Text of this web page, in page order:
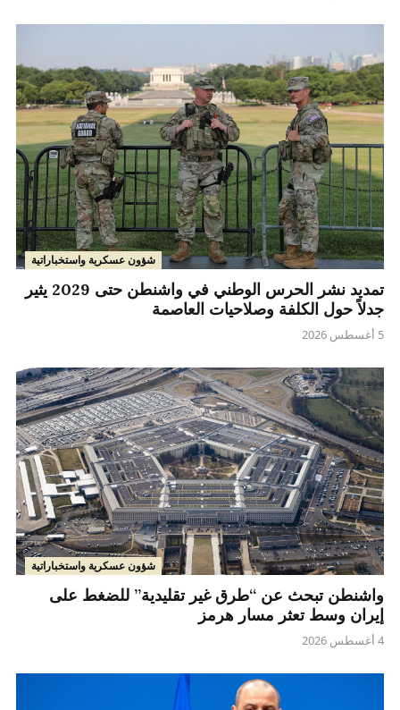
شؤون عسكرية واستخباراتية
تمديد نشر الحرس الوطني في واشنطن حتى 2029 يثير
جدلاً حول الكلفة وصلاحيات العاصمة
5 أغسطس 2026
شؤون عسكرية واستخباراتية
واشنطن تبحث عن “طرق غير تقليدية” للضغط على
إيران وسط تعثر مسار هرمز
4 أغسطس 2026